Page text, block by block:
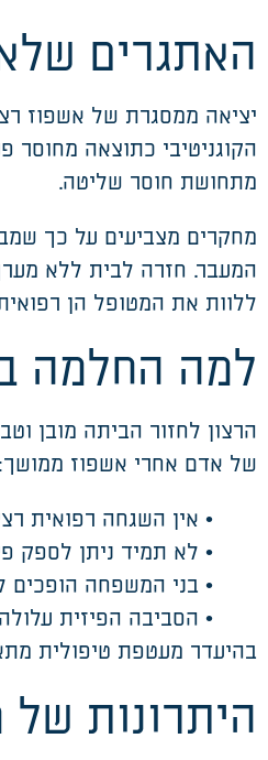
האתגרים
יציאה ממסגרת של אשפוז
הקוגניטיבי כתוצאה
מתחושת חוסר שליטה.
מחקרים מצביעים על כך
המעבר. חזרה לבית ללא
ללוות את המטופל הן
למה החלמה
הרצון לחזור הביתה מובן
של אדם אחרי אשפוז ממושך:
• אין השגחה רפואית רציפה
• לא תמיד ניתן לספק
• בני המשפחה הופכים
• הסביבה הפיזית
בהיעדר מעטפת טיפולית
היתרונות